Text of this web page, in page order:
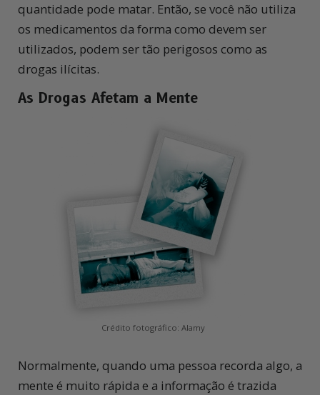
quantidade pode matar. Então, se você não utiliza
os medicamentos da forma como devem ser
utilizados, podem ser tão perigosos como as
drogas ilícitas.
As Drogas Afetam a Mente
Crédito fotográfico: Alamy
Normalmente, quando uma pessoa recorda algo, a
mente é muito rápida e a informação é trazida